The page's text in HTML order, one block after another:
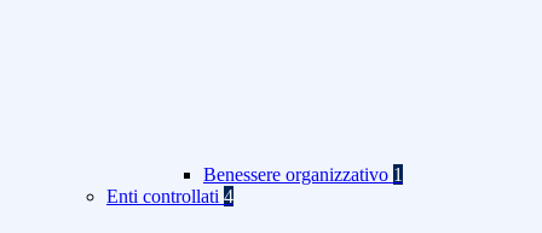
Benessere organizzativo 1
Enti controllati 4